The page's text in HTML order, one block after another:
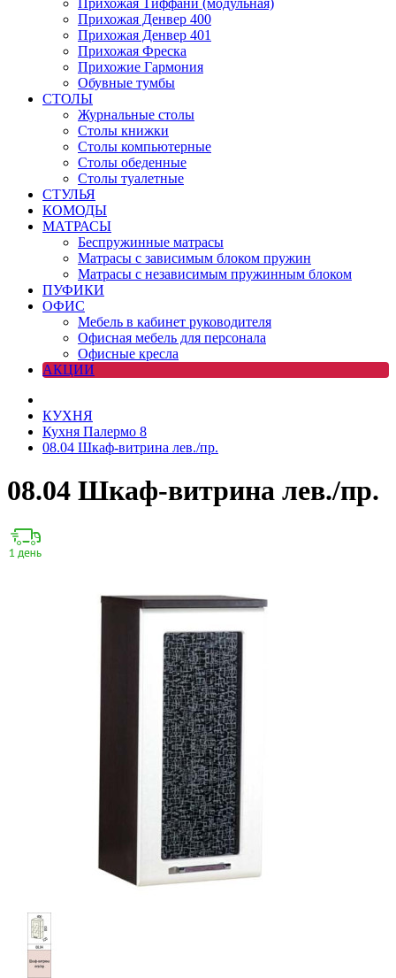
Прихожая Тиффани (модульная)
Прихожая Денвер 400
Прихожая Денвер 401
Прихожая Фреска
Прихожие Гармония
Обувные тумбы
СТОЛЫ
Журнальные столы
Столы книжки
Столы компьютерные
Столы обеденные
Столы туалетные
СТУЛЬЯ
КОМОДЫ
МАТРАСЫ
Беспружинные матрасы
Матрасы с зависимым блоком пружин
Матрасы с независимым пружинным блоком
ПУФИКИ
ОФИС
Мебель в кабинет руководителя
Офисная мебель для персонала
Офисные кресла
АКЦИИ
КУХНЯ
Кухня Палермо 8
08.04 Шкаф-витрина лев./пр.
08.04 Шкаф-витрина лев./пр.